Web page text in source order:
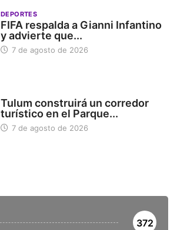
DEPORTES
FIFA respalda a Gianni Infantino
y advierte que...
7 de agosto de 2026
Tulum construirá un corredor
turístico en el Parque...
7 de agosto de 2026
372